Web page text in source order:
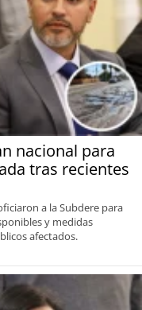
nacional para
tras recientes
a la Subdere para
y medidas
afectados.